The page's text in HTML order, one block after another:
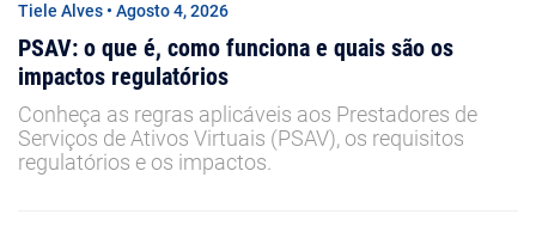
Tiele Alves • Agosto 4, 2026
PSAV: o que é, como funciona e quais são os
impactos regulatórios
Conheça as regras aplicáveis aos Prestadores de
Serviços de Ativos Virtuais (PSAV), os requisitos
regulatórios e os impactos.